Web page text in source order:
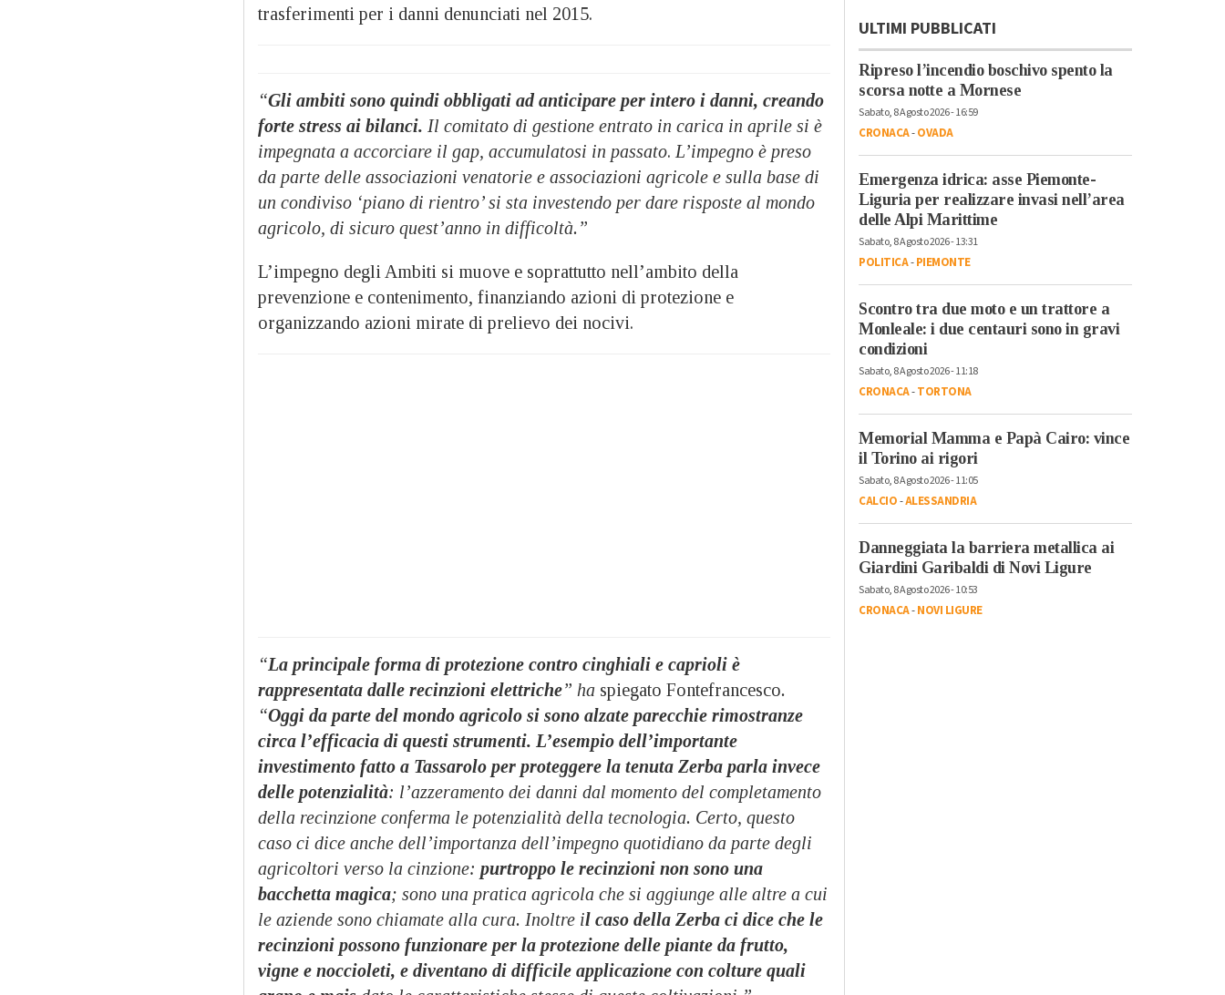
trasferimenti per i danni denunciati nel 2015.
“Gli ambiti sono quindi obbligati ad anticipare per intero i danni, creando
forte stress ai bilanci. Il comitato di gestione entrato in carica in aprile si è
impegnata a accorciare il gap, accumulatosi in passato. L’impegno è preso
da parte delle associazioni venatorie e associazioni agricole e sulla base di
un condiviso ‘piano di rientro’ si sta investendo per dare risposte al mondo
agricolo, di sicuro quest’anno in difficoltà.”
L’impegno degli Ambiti si muove e soprattutto nell’ambito della
prevenzione e contenimento, finanziando azioni di protezione e
organizzando azioni mirate di prelievo dei nocivi.
“La principale forma di protezione contro cinghiali e caprioli è
rappresentata dalle recinzioni elettriche” ha spiegato Fontefrancesco.
“Oggi da parte del mondo agricolo si sono alzate parecchie rimostranze
circa l’efficacia di questi strumenti. L’esempio dell’importante
investimento fatto a Tassarolo per proteggere la tenuta Zerba parla invece
delle potenzialità: l’azzeramento dei danni dal momento del completamento
della recinzione conferma le potenzialità della tecnologia. Certo, questo
caso ci dice anche dell’importanza dell’impegno quotidiano da parte degli
agricoltori verso la cinzione: purtroppo le recinzioni non sono una
bacchetta magica; sono una pratica agricola che si aggiunge alle altre a cui
le aziende sono chiamate alla cura. Inoltre il caso della Zerba ci dice che le
recinzioni possono funzionare per la protezione delle piante da frutto,
vigne e noccioleti, e diventano di difficile applicazione con colture quali
ULTIMI PUBBLICATI
Ripreso l’incendio boschivo spento la
scorsa notte a Mornese
Sabato, 8 Agosto 2026 - 16:59
CRONACA-OVADA
Emergenza idrica: asse Piemonte-
Liguria per realizzare invasi nell’area
delle Alpi Marittime
Sabato, 8 Agosto 2026 - 13:31
POLITICA-PIEMONTE
Scontro tra due moto e un trattore a
Monleale: i due centauri sono in gravi
condizioni
Sabato, 8 Agosto 2026 - 11:18
CRONACA-TORTONA
Memorial Mamma e Papà Cairo: vince
il Torino ai rigori
Sabato, 8 Agosto 2026 - 11:05
CALCIO-ALESSANDRIA
Danneggiata la barriera metallica ai
Giardini Garibaldi di Novi Ligure
Sabato, 8 Agosto 2026 - 10:53
CRONACA-NOVI LIGURE